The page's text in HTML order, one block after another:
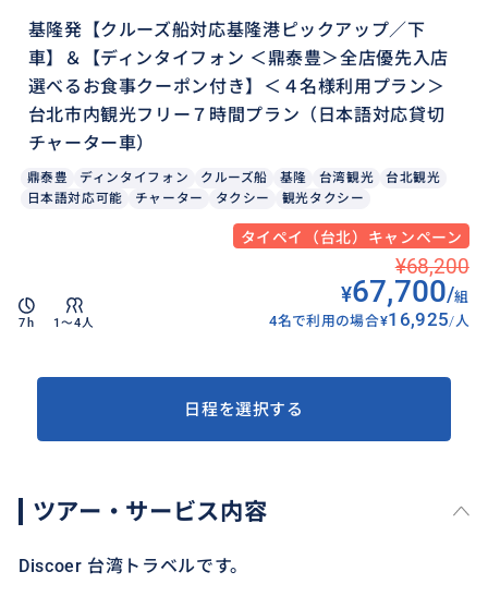
基隆発【クルーズ船対応基隆港ピックアップ／下
車】＆【ディンタイフォン ＜鼎泰豊＞全店優先入店
選べるお食事クーポン付き】＜４名様利用プラン＞
台北市内観光フリー７時間プラン（日本語対応貸切
チャーター車）
鼎泰豊 ディンタイフォン クルーズ船 基隆 台湾観光
台北観光
日本語対応可能
チャーター タクシー 観光タクシー
タイペイ（台北）キャンペーン
7h 1〜4人
¥68,200
¥67,700/組
4名で利用の場合¥16,925/人
日程を選択する
ツアー・サービス内容
Discoer 台湾トラベルです。